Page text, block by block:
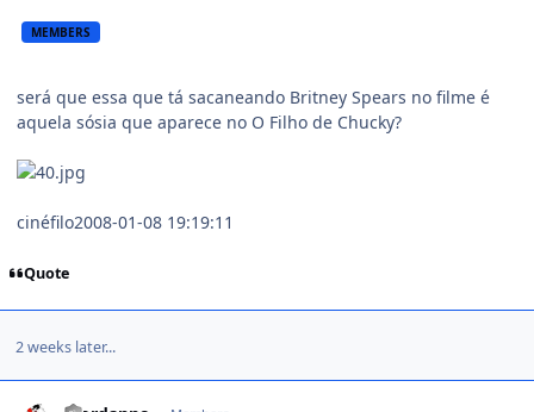
MEMBERS
será que essa que tá sacaneando Britney Spears no filme é
aquela sósia que aparece no O Filho de Chucky?
cinéfilo2008-01-08 19:19:11
Quote
2 weeks later...